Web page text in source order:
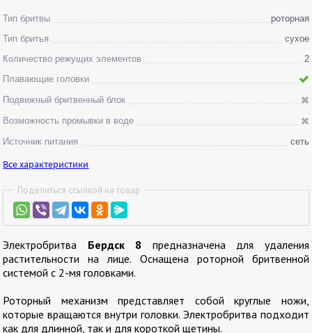
Тип бритвы
роторная
Тип бритья
сухое
Количество режущих элементов
2
Плавающие головки
Подвижный бритвенный блок
Возможность промывки в воде
Источник питания
сеть
Все характеристики
Поделиться ссылкой на товар
Электробритва Бердск 8 предназначена для удаления
растительности на лице. Оснащена роторной бритвенной
системой с 2-мя головками.
Роторный механизм представляет собой круглые ножи,
которые вращаются внутри головки. Электробритва подходит
как для длинной, так и для короткой щетины.